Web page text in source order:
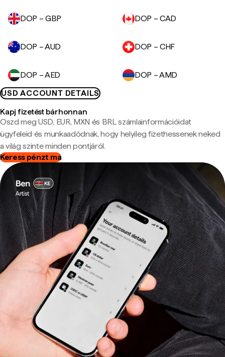
DOP – GBP DOP – CAD
DOP – AUD DOP – CHF
DOP – AED
DOP – AMD
USD ACCOUNT DETAILS
Kapj fizetést bárhonnan
Oszd meg USD, EUR, MXN és BRL számlainformációidat
ügyfeleid és munkaadódnak, hogy helyileg fizethessenek neked
a világ szinte minden pontjáról.
Keress pénzt ma